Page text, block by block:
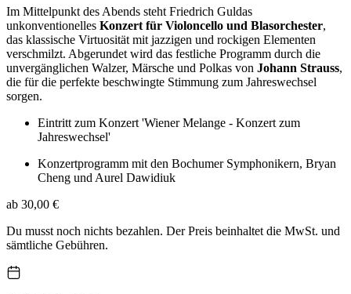
Im Mittelpunkt des Abends steht Friedrich Guldas
unkonventionelles Konzert für Violoncello und Blasorchester,
das klassische Virtuosität mit jazzigen und rockigen Elementen
verschmilzt. Abgerundet wird das festliche Programm durch die
unvergänglichen Walzer, Märsche und Polkas von Johann Strauss,
die für die perfekte beschwingte Stimmung zum Jahreswechsel
sorgen.
Eintritt zum Konzert 'Wiener Melange - Konzert zum
Jahreswechsel'
Konzertprogramm mit den Bochumer Symphonikern, Bryan
Cheng und Aurel Dawidiuk
ab 30,00 €
Du musst noch nichts bezahlen. Der Preis beinhaltet die MwSt. und
sämtliche Gebühren.